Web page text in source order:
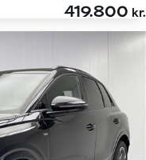
419.800 kr.